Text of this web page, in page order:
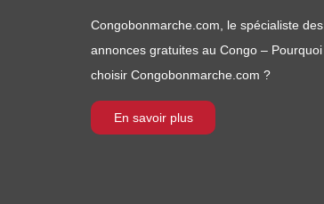
Congobonmarche.com, le spécialiste des
annonces gratuites au Congo – Pourquoi
choisir Congobonmarche.com ?
En savoir plus